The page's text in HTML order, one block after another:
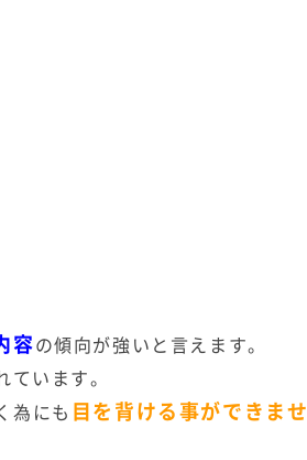
容の傾向が強いと言えます。
います。
為にも 目を背ける事ができませ